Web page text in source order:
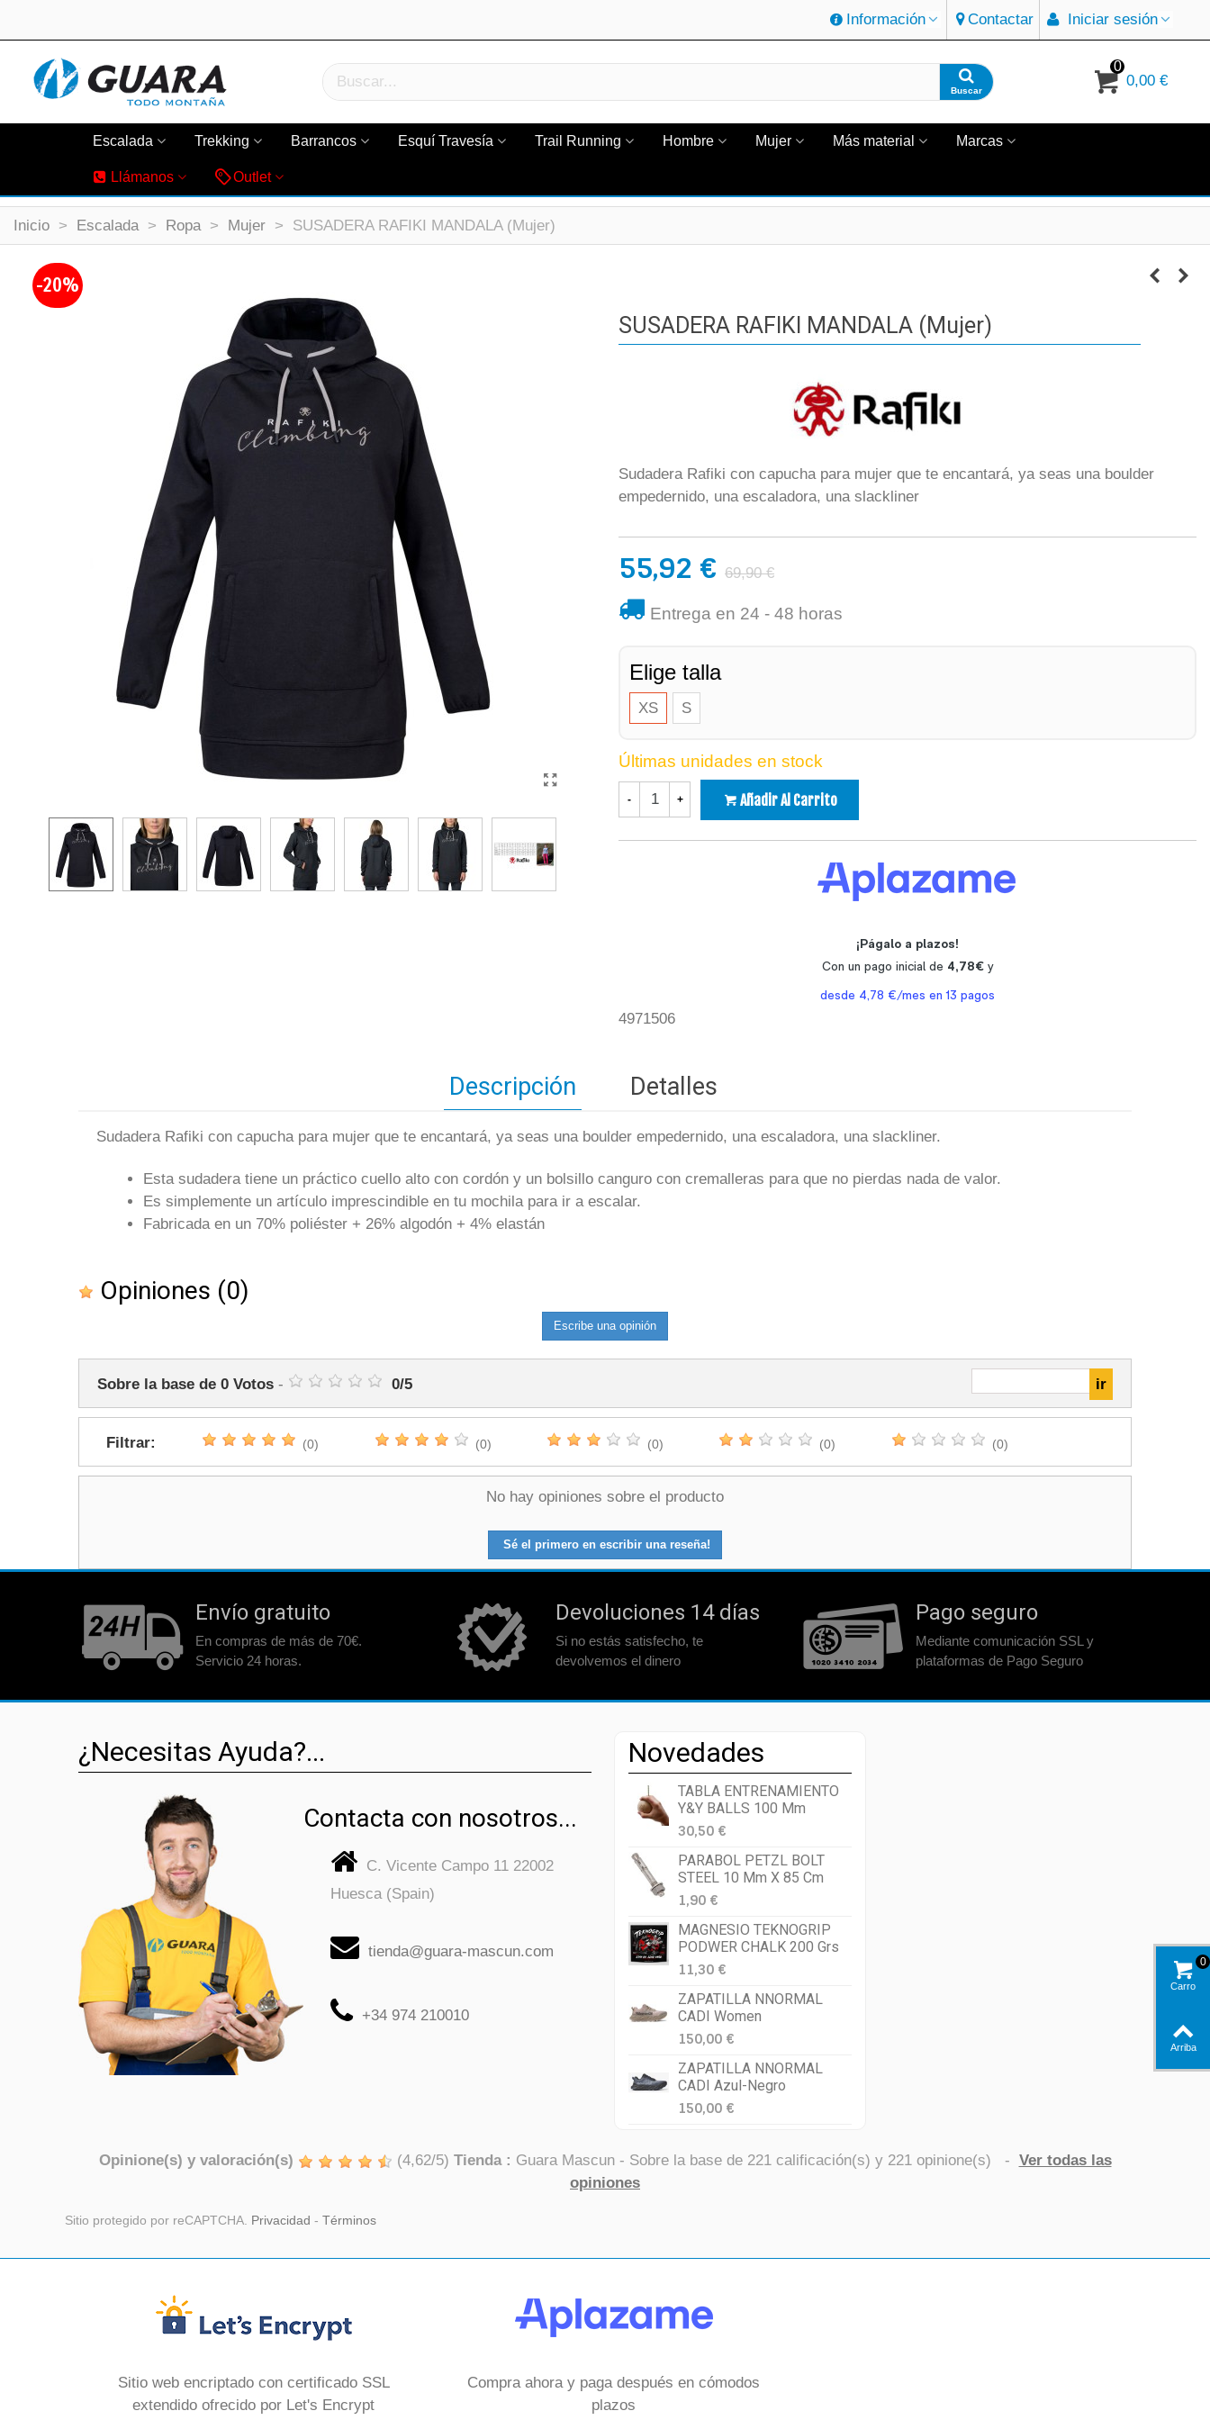
Información Contactar Iniciar sesión
Buscar
0
0,00 €
Escalada Trekking Barrancos Esquí Travesía Trail Running Hombre Mujer Más material Marcas
Llámanos Outlet
Inicio > Escalada > Ropa > Mujer > SUSADERA RAFIKI MANDALA (Mujer)
-20%
SUSADERA RAFIKI MANDALA (Mujer)
Sudadera Rafiki con capucha para mujer que te encantará, ya seas una boulder
empedernido, una escaladora, una slackliner
55,92 € 69,90 €
Entrega en 24 - 48 horas
Elige talla
XS S
Últimas unidades en stock
- + Añadir Al Carrito
4971506
Descripción Detalles
Sudadera Rafiki con capucha para mujer que te encantará, ya seas una boulder empedernido, una escaladora, una slackliner.
Esta sudadera tiene un práctico cuello alto con cordón y un bolsillo canguro con cremalleras para que no pierdas nada de valor.
Es simplemente un artículo imprescindible en tu mochila para ir a escalar.
Fabricada en un 70% poliéster + 26% algodón + 4% elastán
Opiniones (0)
Escribe una opinión
Sobre la base de 0 Votos - 0/5
Filtrar: (0) (0) (0) (0) (0)
No hay opiniones sobre el producto
Sé el primero en escribir una reseña!
Envío gratuito
En compras de más de 70€.
Servicio 24 horas.
Devoluciones 14 días
Si no estás satisfecho, te
devolvemos el dinero
Pago seguro
Mediante comunicación SSL y
plataformas de Pago Seguro
¿Necesitas Ayuda?...
Contacta con nosotros...
C. Vicente Campo 11 22002
Huesca (Spain)
tienda@guara-mascun.com
+34 974 210010
Novedades
TABLA ENTRENAMIENTO
Y&Y BALLS 100 Mm
30,50 €
PARABOL PETZL BOLT
STEEL 10 Mm X 85 Cm
1,90 €
MAGNESIO TEKNOGRIP
PODWER CHALK 200 Grs
11,30 €
ZAPATILLA NNORMAL
CADI Women
150,00 €
ZAPATILLA NNORMAL
CADI Azul-Negro
150,00 €
Opinione(s) y valoración(s) (4,62/5) Tienda : Guara Mascun- Sobre la base de 221calificación(s) y 221opinione(s) - Ver todas las
opiniones
Sitio protegido por reCAPTCHA. Privacidad - Términos
Sitio web encriptado con certificado SSL
extendido ofrecido por Let's Encrypt
Compra ahora y paga después en cómodos
plazos
Carro
0
Arriba